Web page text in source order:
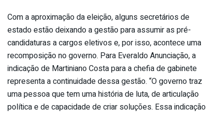
Com a aproximação da eleição, alguns secretários de
estado estão deixando a gestão para assumir as pré-
candidaturas a cargos eletivos e, por isso, acontece uma
recomposição no governo. Para Everaldo Anunciação, a
indicação de Martiniano Costa para a chefia de gabinete
representa a continuidade dessa gestão. “O governo traz
uma pessoa que tem uma história de luta, de articulação
política e de capacidade de criar soluções. Essa indicação